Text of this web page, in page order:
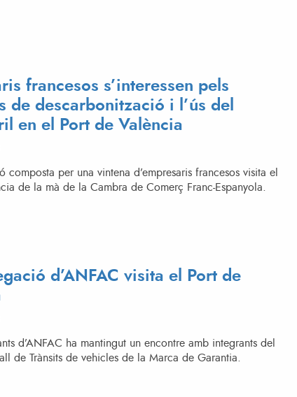
francesos s’interessen pels
de descarbonització i l’ús del
en el Port de València
composta per una vintena d’empresaris francesos visita el
de la mà de la Cambra de Comerç Franc-Espanyola.
d’ANFAC visita el Port de
d’ANFAC ha mantingut un encontre amb integrants del
de Trànsits de vehicles de la Marca de Garantia.